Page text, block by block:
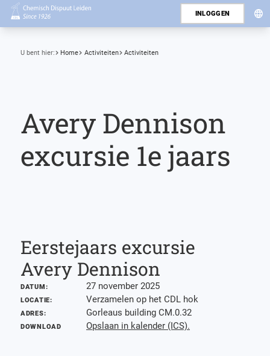
INLOGGEN
U bent hier: Home Activiteiten Activiteiten
Avery Dennison
excursie 1e jaars
Eerstejaars excursie
Avery Dennison
DATUM: 27 november 2025
LOCATIE: Verzamelen op het CDL hok
ADRES: Gorleaus building CM.0.32
DOWNLOAD Opslaan in kalender (ICS).